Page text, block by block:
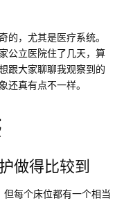
的，尤其是医疗系统。
公立医院住了几天，算
跟大家聊聊我观察到的
还真有点不一样。
做得比较到
每个床位都有一个相当